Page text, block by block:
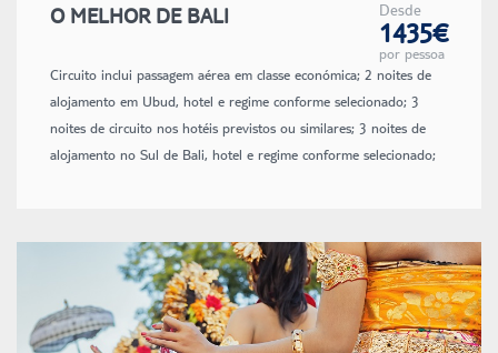
O MELHOR DE BALI Desde
1435€
por pessoa
Circuito inclui passagem aérea em classe económica; 2 noites de
alojamento em Ubud, hotel e regime conforme selecionado; 3
noites de circuito nos hotéis previstos ou similares; 3 noites de
alojamento no Sul de Bali, hotel e regime conforme selecionado;
seguro de viagem; taxas de aeroporto e de combustível (sujeitas a
alterações até à emissão dos bilhetes).